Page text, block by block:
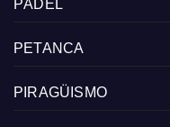
PÁDEL
PETANCA
PIRAGÜISMO